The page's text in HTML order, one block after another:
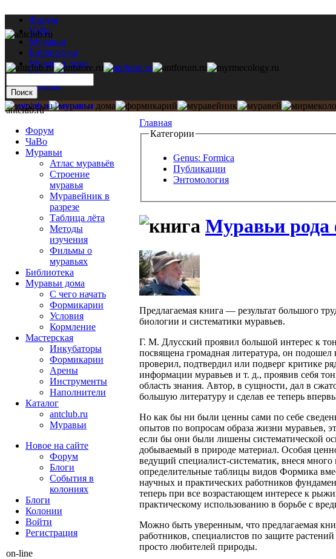
Форум
ЧаВо
Муравьи
Библиотека
Муравьи дома
Мастерская
Каталог
Главная
Категории
Genus: Formica
Публикации
Энтомология
Муравьи
Предлагаемая книга — результат большого
биологии и систематики муравьев.
Г. М. Длусский проявил большой интерес к
посвящена громадная литература, он
проверил, подтвердил или подверг критике
информации муравьев и т. д., проявив себя
область знания. Автор, в сущности, дал в
большую литературу и сделав ее теперь
Но как бы ни были ценны сами по себе
опытов по вопросам образа жизни муравьев,
если бы они были лишены систематической
добываемый в природе материал. Особая
ведущий специалист-систематик, внеся
определительные таблицы видов Формика
научных и практических работников
теперь при все возрастающем интересе к
практическому использованию в борьбе с
Можно быть уверенным, что предлагаемая
работников, специалистов по защите
просто любителей природы.
antclub.ru
Форум
ЧаВо
Муравьи
Атлас муравьёв
Строение
муравья
Муравейник в
разрезе
Таблица лёта
Методы
изучения
Фильмы о
муравьях
Библиотека
Муравьи дома
С чего начать
Формикарии
Условия
Кормление
Мастерская
Инкубаторы
Формикарии
Арены
Инструменты
Наполнители
Каталог
antclub.ru
Муравьи
Новое на сайте
Форум
Блоги
События в
колониях
Блоги
Колонии
Войти
Peгиcтpaция
on-line